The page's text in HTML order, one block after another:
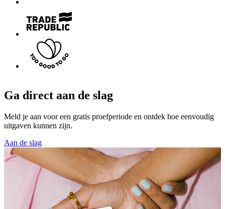
Ga direct aan de slag
Meld je aan voor een gratis proefperiode en ontdek hoe eenvoudig
uitgaven kunnen zijn.
Aan de slag